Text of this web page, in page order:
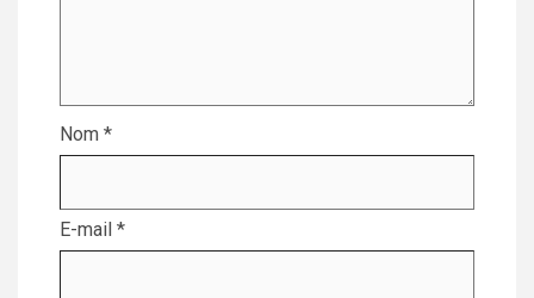
Nom *
E-mail *